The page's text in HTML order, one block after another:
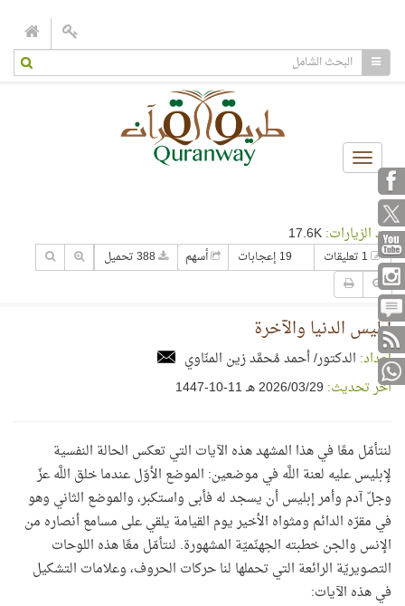
Toggle
navigation
عدد الزيارات:
19 إعجابات أسهم
إبليس الدنيا والآخرة
إعداد: الدكتور/ أحمد مُحمَّد زين المنّاوي
آخر تحديث: 29‏/03‏/2026 هـ 11-10-1447
لنتأمّل معًا في هذا المشهد هذه الآيات التي تعكس الحالة النفسية
لإبليس عليه لعنة اللَّه في موضعين: الموضع الأوّل عندما خلق اللَّه عزّ
وجلّ آدم وأمر إبليس أن يسجد له فأبى واستكبر، والموضع الثاني وهو
في مقرّه الدائم ومثواه الأخير يوم القيامة يلقي على مسامع أنصاره من
الإنس والجن خطبته الجهنّميّة المشهورة. لنتأمّل معًا هذه اللوحات
التصويريّة الرائعة التي تحملها لنا حركات الحروف، وعلامات التشكيل
في هذه الآيات: